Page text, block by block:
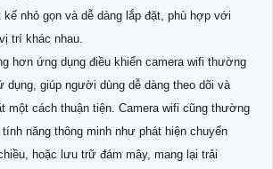
nhỏ gọn và dễ dàng lắp đặt, phù hợp với
trí khác nhau.
hơn ứng dụng điều khiển camera wifi thường
dụng, giúp người dùng dễ dàng theo dõi và
một cách thuận tiện. Camera wifi cũng thường
năng thông minh như phát hiện chuyển
hoặc lưu trữ đám mây, mang lại trải